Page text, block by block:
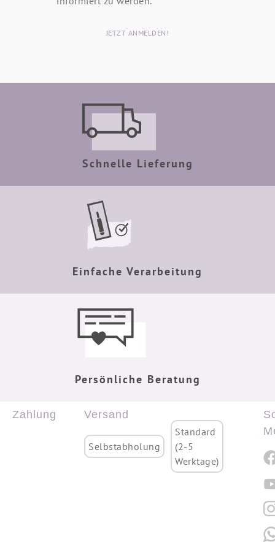
JETZT ANMELDEN!
Schnelle Lieferung
Einfache Verarbeitung
Persönliche Beratung
Zahlung Versand
Selbstabholung
Standard
(2-5
Werktage)